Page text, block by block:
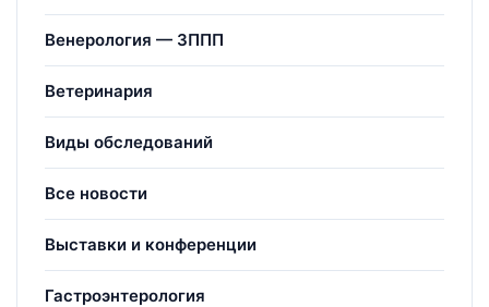
Венерология — ЗППП
Ветеринария
Виды обследований
Все новости
Выставки и конференции
Гастроэнтерология